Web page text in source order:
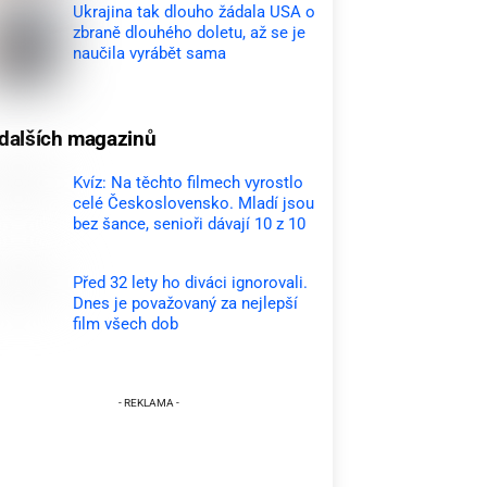
Ukrajina tak dlouho žádala USA o
zbraně dlouhého doletu, až se je
naučila vyrábět sama
magazinů
Kvíz: Na těchto filmech vyrostlo
celé Československo. Mladí jsou
bez šance, senioři dávají 10 z 10
Před 32 lety ho diváci ignorovali.
Dnes je považovaný za nejlepší
film všech dob